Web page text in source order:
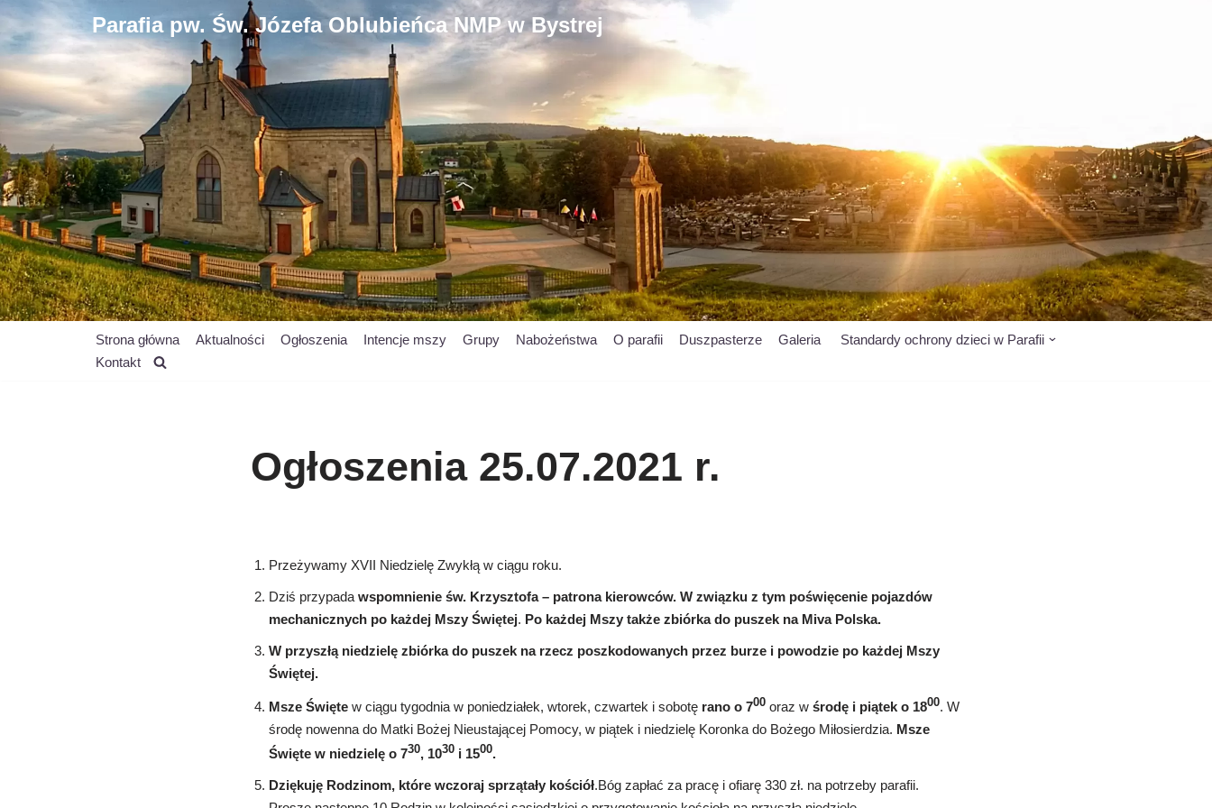
Przejdź
do
treści
Parafia pw. Św. Józefa Oblubieńca NMP w Bystrej
Strona główna Aktualności Ogłoszenia Intencje mszy Grupy Nabożeństwa O parafii Duszpasterze Galeria
Standardy ochrony dzieci w Parafii
Kontakt
Ogłoszenia 25.07.2021 r.
Przeżywamy XVII Niedzielę Zwykłą w ciągu roku.
Dziś przypada wspomnienie św. Krzysztofa – patrona kierowców. W związku z tym poświęcenie pojazdów
mechanicznych po każdej Mszy Świętej. Po każdej Mszy także zbiórka do puszek na Miva Polska.
W przyszłą niedzielę zbiórka do puszek na rzecz poszkodowanych przez burze i powodzie po każdej Mszy
Świętej.
Msze Świętew ciągu tygodnia w poniedziałek, wtorek, czwartek i sobotęrano o 700oraz wśrodę i piątek o 1800. W
środę nowenna do Matki Bożej Nieustającej Pomocy, w piątek i niedzielę Koronka do Bożego Miłosierdzia. Msze
Święte w niedzielę o 730, 1030i 1500.
Dziękuję Rodzinom, które wczoraj sprzątały kościół.Bóg zapłać za pracę i ofiarę 330 zł. na potrzeby parafii.